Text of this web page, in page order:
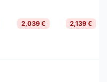
2,039 € 2,139 €